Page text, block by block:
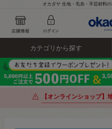
オカダヤ 生地・毛糸・手芸材料
カテゴリから探す
【オンラインショップ】